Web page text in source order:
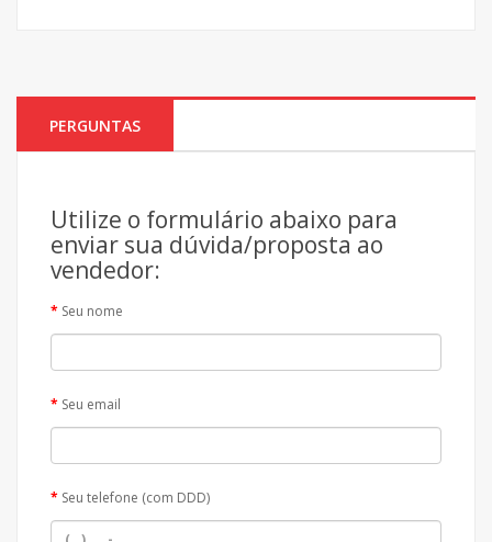
PERGUNTAS
Utilize o formulário abaixo para
enviar sua dúvida/proposta ao
vendedor:
Seu nome
Seu email
Seu telefone (com DDD)